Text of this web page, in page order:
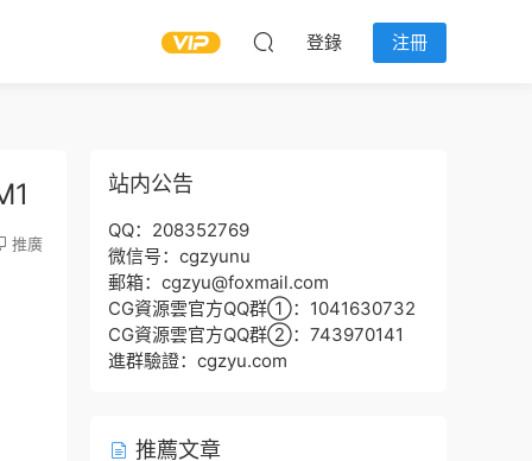
登錄 注冊
推廣
站内公告
QQ：208352769
微信号：cgzyunu
郵箱：cgzyu@foxmail.com
CG資源雲官方QQ群①：1041630732
CG資源雲官方QQ群②：743970141
進群驗證：cgzyu.com
推薦文章